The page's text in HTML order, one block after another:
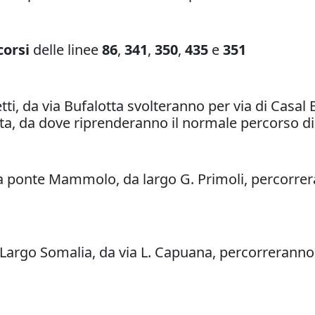
delle linee86, 341, 350, 435 e351
da via Bufalotta svolteranno per via di Casal
da dove riprenderanno il normale percorso
ponte Mammolo, da largo G. Primoli,
Somalia, da via L. Capuana,